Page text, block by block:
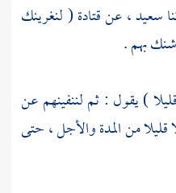
سعيد ،عنقتادة( لنغرينك
بهم .
) يقول : ثم لننفينهم عن
من المدة والأجل ، حتى